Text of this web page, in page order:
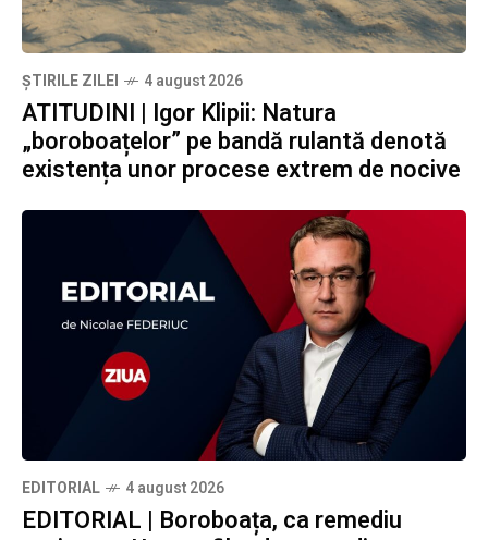
ȘTIRILE ZILEI 4 august 2026
ATITUDINI | Igor Klipii: Natura
„boroboațelor” pe bandă rulantă denotă
existența unor procese extrem de nocive
EDITORIAL 4 august 2026
EDITORIAL | Boroboața, ca remediu